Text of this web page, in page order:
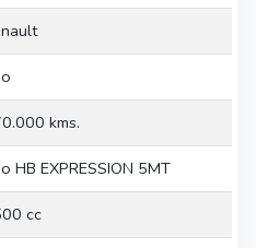
kms.
HB EXPRESSION 5MT
cc